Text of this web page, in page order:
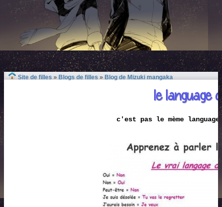
Site de filles » Blogs de filles » Blog de Mizuki mangaka
le language
c'est pas le mème